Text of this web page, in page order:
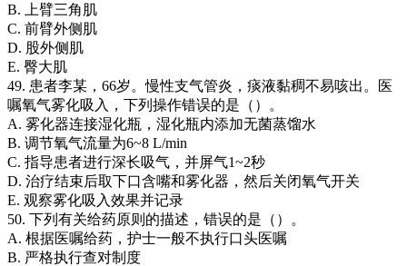
B. 上臂三角肌
C. 前臂外侧肌
D. 股外侧肌
E. 臀大肌
49. 患者李某，66岁。慢性支气管炎，痰液黏稠不易咳出。医
嘱氧气雾化吸入，下列操作错误的是（）。
A. 雾化器连接湿化瓶，湿化瓶内添加无菌蒸馏水
B. 调节氧气流量为6~8 L/min
C. 指导患者进行深长吸气，并屏气1~2秒
D. 治疗结束后取下口含嘴和雾化器，然后关闭氧气开关
E. 观察雾化吸入效果并记录
50. 下列有关给药原则的描述，错误的是（）。
A. 根据医嘱给药，护士一般不执行口头医嘱
B. 严格执行查对制度